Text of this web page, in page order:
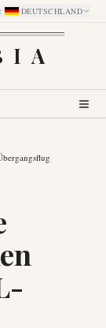
: DEUTSCHLAND